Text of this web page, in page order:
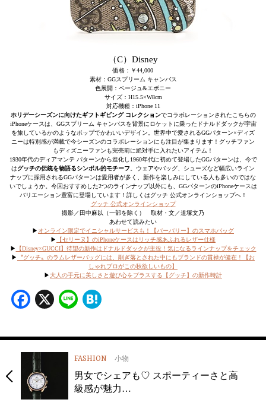
（C）Disney
価格：￥44,000
素材：GGスプリーム キャンバス
色展開：ベージュ&エボニー
サイズ：H15.5×W8cm
対応機種：iPhone 11
ホリデーシーズンに向けたギフトギビング コレクションでコラボレーションされたこちらの
iPhoneケースは、GGスプリーム キャンバスを背景にロケットに乗ったドナルドダックが宇宙
を旅しているかのようなポップでかわいいデザイン。世界中で愛されるGGパターン×ディズ
ニーは特別感が満載で今シーズンのコラボレーションにも注目が集まります！グッチファン
もディズニーファンも完売前に絶対手に入れたいアイテム！
1930年代のディアマンテ パターンから進化し1960年代に初めて登場したGGパターンは、今で
はグッチの伝統を物語るシンボル的モチーフ 。ウェアやバッグ、シューズなど幅広いライン
ナップに採用されるGGパターンは愛用者が多く、新作を楽しみにしている人も多いのではな
いでしょうか。今回おすすめした2つのラインナップ以外にも、GGパターンのiPhoneケースは
バリエーション豊富に登場しています！詳しくはグッチ 公式オンラインショップへ！
グッチ 公式オンラインショップ
撮影／田中麻以（一部を除く） 取材・文／道塚文乃
あわせて読みたい
▶︎ オンライン限定でイニシャルサービスも！【バーバリー】のスマホバッグ
▶︎
【セリーヌ】のiPhoneケースはリッチ感あふれるレザー仕様
▶︎
【Disney×GUCCI】待望の新作はドナルドダックが主役！気になるラインナップをチェック
▶
〝グッチ〟のラムレザーバッグには、削ぎ落とされた中にもブランドの貫禄が健在！【お
しゃれプロがこの秋欲しいもの】
▶大人の手元に美しさと遊び心をプラスする【グッチ】の新作時計
Facebook
X Line
FASHION 小物
男女でシェアも♡ スポーティーさと高
級感が魅力…